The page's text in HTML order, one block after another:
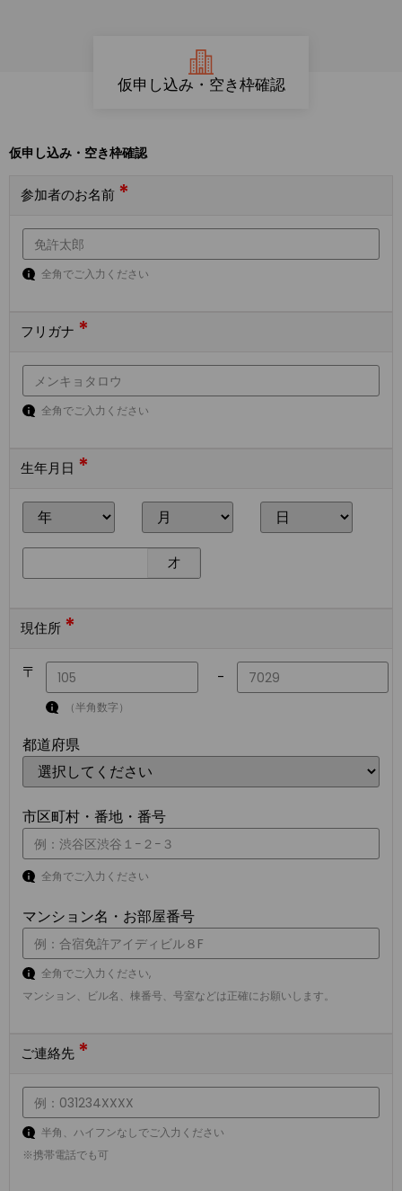
仮申し込み・空き枠確認
仮申し込み・空き枠確認
参加者のお名前 *
全角でご入力ください
フリガナ *
全角でご入力ください
生年月日 *
才
現住所 *
〒 -
（半角数字）
都道府県
市区町村・番地・番号
全角でご入力ください
マンション名・お部屋番号
全角でご入力ください,
マンション、ビル名、棟番号、号室などは正確にお願いします。
ご連絡先 *
半角、ハイフンなしでご入力ください
※携帯電話でも可